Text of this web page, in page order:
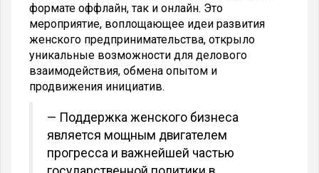
формате оффлайн, так и онлайн. Это
мероприятие, воплощающее идеи развития
женского предпринимательства, открыло
уникальные возможности для делового
взаимодействия, обмена опытом и
продвижения инициатив.
— Поддержка женского бизнеса
является мощным двигателем
прогресса и важнейшей частью